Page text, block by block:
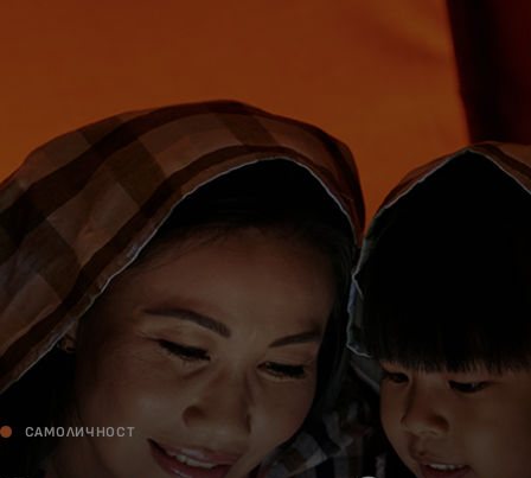
За бизнес
За света
За иноватори
Новини и тенденции
САМОЛИЧНОСТ